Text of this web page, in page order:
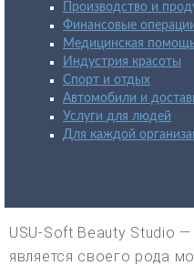
Производство и
Финансовые
Медицинская
Индустрия красоты
Спорт и отдых
Автомобили и
Услуги для людей
Для каждой
USU-Soft Beauty Studio
является своего рода